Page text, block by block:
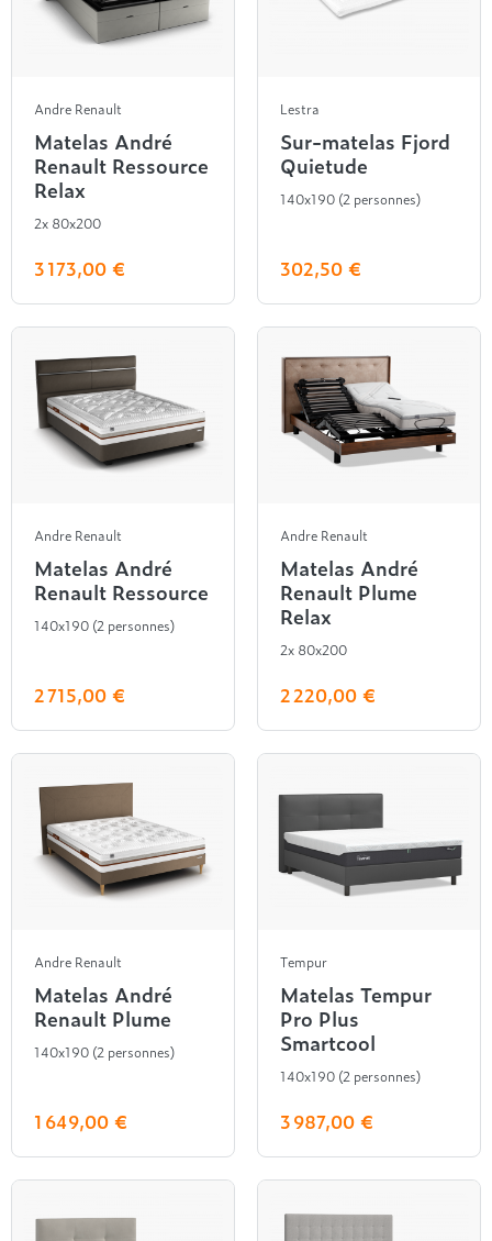
Andre Renault
Matelas André
Renault Ressource
Relax
2x 80x200
3 173,00 €
Lestra
Sur-matelas Fjord
Quietude
140x190 (2 personnes)
302,50 €
Andre Renault
Matelas André
Renault Ressource
140x190 (2 personnes)
2 715,00 €
Andre Renault
Matelas André
Renault Plume
Relax
2x 80x200
2 220,00 €
Andre Renault
Matelas André
Renault Plume
140x190 (2 personnes)
1 649,00 €
Tempur
Matelas Tempur
Pro Plus
Smartcool
140x190 (2 personnes)
3 987,00 €